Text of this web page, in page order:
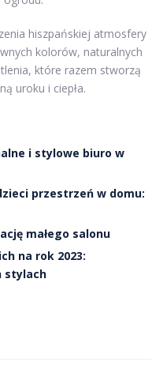
hiszpańskiej atmosfery
kolorów, naturalnych
które razem stworzą
uroku i ciepła.
i stylowe biuro w
przestrzeń w domu:
małego salonu
na rok 2023:
stylach